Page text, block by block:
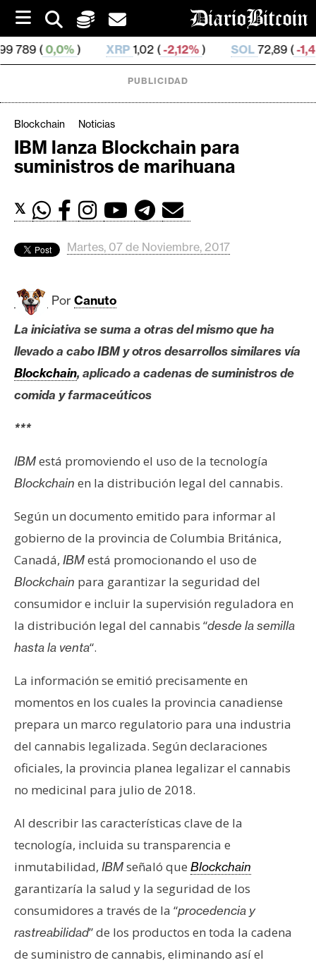
i
p
t
o
) XRP 1,02 ( -2,12%) SOL72,89 (-1,45%)
C
r
p
o
r
a
d
o
s
i
c
i
n
t
h
e
e
u
I
A
A
n
á
l
s
i
s
PUBLICIDAD
Blockchain Noticias
IBM lanza Blockchain para
suministros de marihuana
𝕏
Martes, 07 de Noviembre, 2017
Por Canuto
La iniciativa se suma a otras del mismo que ha
llevado a cabo IBM y otros desarrollos similares vía
Blockchain, aplicado a cadenas de suministros de
comida y farmaceúticos
***
IBMestá promoviendo el uso de la tecnología
Blockchain en la distribución legal del cannabis.
Según un documento emitido para informar al
gobierno de la provincia de Columbia Británica,
Canadá, IBMestá promocionando el uso de
Blockchain para garantizar la seguridad del
consumidor e incluir la supervisión reguladora en
la distribución legal del cannabis “desde la semilla
hasta la venta“.
La información se emitió precisamente en
momentos en los cuales la provincia canadiense
prepara un marco regulatorio para una industria
del cannabis legalizada. Según declaraciones
oficiales, la provincia planea legalizar el cannabis
no medicinal para julio de 2018.
Al describir las características clave de la
tecnología, incluida su transparencia e
inmutabilidad, IBMseñaló que Blockchain
garantizaría la salud y la seguridad de los
consumidores a través de la “procedencia y
rastreabilidad” de los productos en toda la cadena
de suministro de cannabis, eliminando así el